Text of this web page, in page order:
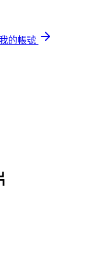
的帳號